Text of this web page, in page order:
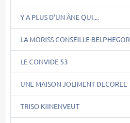
Y A PLUS D'UN ÂNE QUI....
LA MORISS CONSEILLE BELPHEGOR
LE CONVIDE 53
UNE MAISON JOLIMENT DECOREE
TRISO KIINENVEUT